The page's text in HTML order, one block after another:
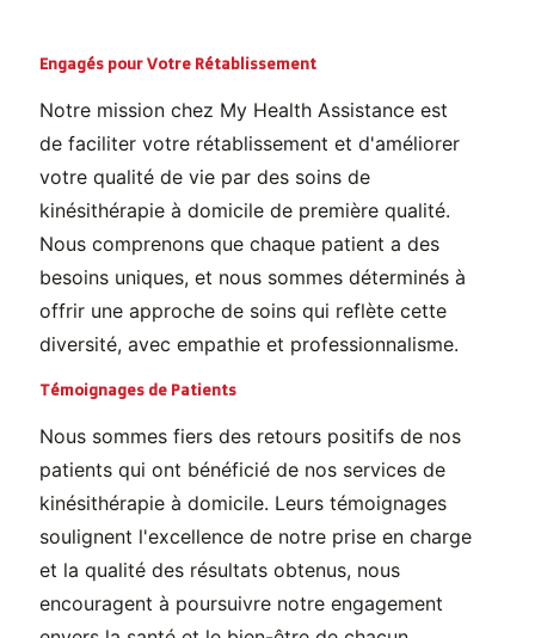
Engagés pour Votre Rétablissement
Notre mission chez My Health Assistance est
de faciliter votre rétablissement et d'améliorer
votre qualité de vie par des soins de
kinésithérapie à domicile de première qualité.
Nous comprenons que chaque patient a des
besoins uniques, et nous sommes déterminés à
offrir une approche de soins qui reflète cette
diversité, avec empathie et professionnalisme.
Témoignages de Patients
Nous sommes fiers des retours positifs de nos
patients qui ont bénéficié de nos services de
kinésithérapie à domicile. Leurs témoignages
soulignent l'excellence de notre prise en charge
et la qualité des résultats obtenus, nous
encouragent à poursuivre notre engagement